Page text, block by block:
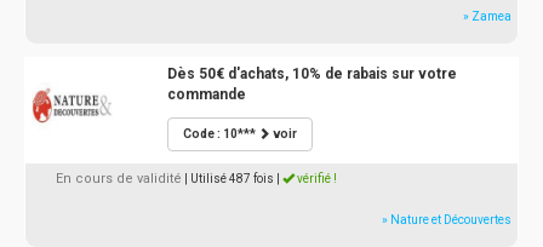
» Zamea
Dès 50€ d'achats, 10% de rabais sur votre
commande
Code : 10*** voir
En cours de validité | Utilisé 487 fois vérifié !
» Nature et Découvertes